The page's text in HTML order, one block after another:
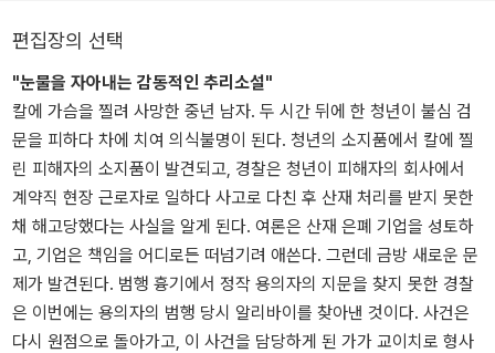
편집장의 선택
"눈물을 자아내는 감동적인 추리소설"
칼에 가슴을 찔려 사망한 중년 남자. 두 시간 뒤에 한 청년이 불심 검
문을 피하다 차에 치여 의식불명이 된다. 청년의 소지품에서 칼에 찔
린 피해자의 소지품이 발견되고, 경찰은 청년이 피해자의 회사에서
계약직 현장 근로자로 일하다 사고로 다친 후 산재 처리를 받지 못한
채 해고당했다는 사실을 알게 된다. 여론은 산재 은폐 기업을 성토하
고, 기업은 책임을 어디로든 떠넘기려 애쓴다. 그런데 금방 새로운 문
제가 발견된다. 범행 흉기에서 정작 용의자의 지문을 찾지 못한 경찰
은 이번에는 용의자의 범행 당시 알리바이를 찾아낸 것이다. 사건은
다시 원점으로 돌아가고, 이 사건을 담당하게 된 가가 교이치로 형사